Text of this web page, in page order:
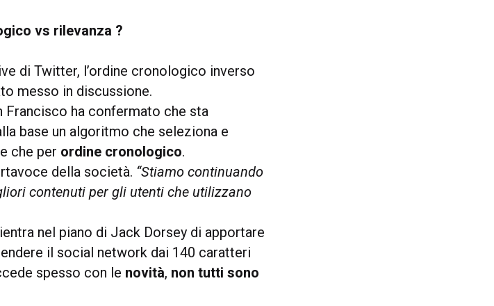
vs rilevanza ?
di Twitter, l’ordine cronologico inverso
messo in discussione.
ha confermato che sta
base un algoritmo che seleziona e
che per ordine cronologico.
della società. “Stiamo continuando
contenuti per gli utenti che utilizzano
nel piano di Jack Dorsey di apportare
il social network dai 140 caratteri
spesso con le novità, non tutti sono